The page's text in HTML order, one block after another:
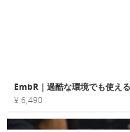
¥ 6,490